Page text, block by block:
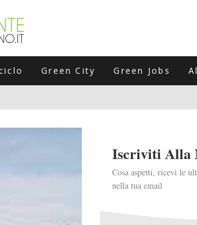
Green City Green Jobs
LA GUIDA PRATICA PER EVITARLI)
CHE STA CONQUISTANDO L'ITALIA
Iscriviti Alla
Cosa aspetti, ricevi le
nella tua email